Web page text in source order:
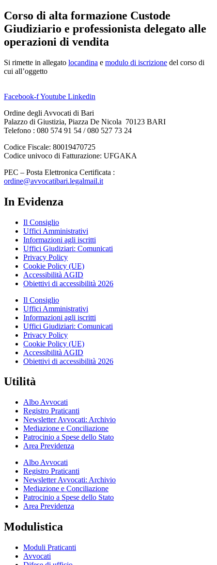
Corso di alta formazione Custode
Giudiziario e professionista delegato alle
operazioni di vendita
Si rimette in allegato locandina e modulo di iscrizione del corso di
cui all’oggetto
Facebook-fYoutube Linkedin
Ordine degli Avvocati di Bari
Palazzo di Giustizia, Piazza De Nicola 70123 BARI
Telefono : 080 574 91 54 / 080 527 73 24
Codice Fiscale: 80019470725
Codice univoco di Fatturazione: UFGAKA
PEC – Posta Elettronica Certificata :
ordine@avvocatibari.legalmail.it
In Evidenza
Il Consiglio
Uffici Amministrativi
Informazioni agli iscritti
Uffici Giudiziari: Comunicati
Privacy Policy
Cookie Policy (UE)
Accessibilità AGID
Obiettivi di accessibilità 2026
Il Consiglio
Uffici Amministrativi
Informazioni agli iscritti
Uffici Giudiziari: Comunicati
Privacy Policy
Cookie Policy (UE)
Accessibilità AGID
Obiettivi di accessibilità 2026
Utilità
Albo Avvocati
Registro Praticanti
Newsletter Avvocati: Archivio
Mediazione e Conciliazione
Patrocinio a Spese dello Stato
Area Previdenza
Albo Avvocati
Registro Praticanti
Newsletter Avvocati: Archivio
Mediazione e Conciliazione
Patrocinio a Spese dello Stato
Area Previdenza
Modulistica
Moduli Praticanti
Avvocati